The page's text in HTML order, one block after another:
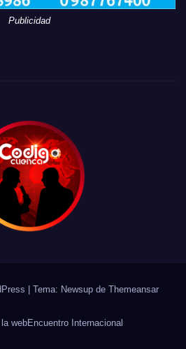
Publicidad
| Tema: Newsup de Themeansar
webEncuentro Internacional